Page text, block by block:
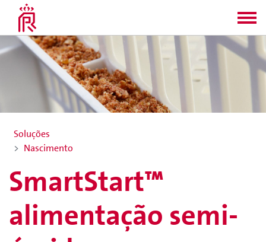
Soluções
Nascimento
SmartStart™
alimentação semi-